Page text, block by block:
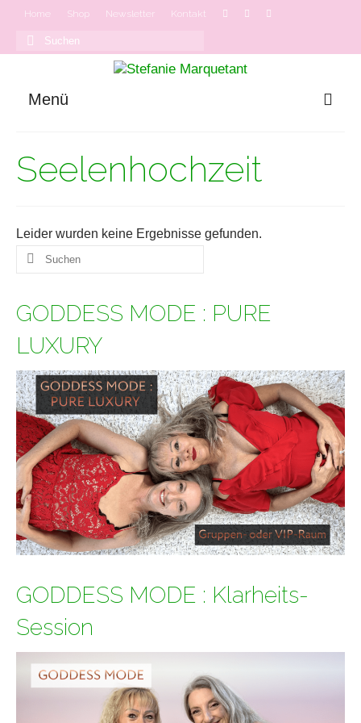
Home Shop Newsletter Kontakt
Suchen
Menü
Onlinekurse
Seelenhochzeit
Leider wurden keine Ergebnisse gefunden.
Suchen
nach:
GODDESS MODE : PURE
LUXURY
GODDESS MODE : Klarheits-
Session